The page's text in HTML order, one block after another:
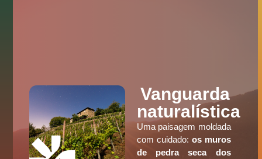
Vanguarda
naturalística
Uma paisagem moldada
com cuidado: os muros
de pedra seca dos